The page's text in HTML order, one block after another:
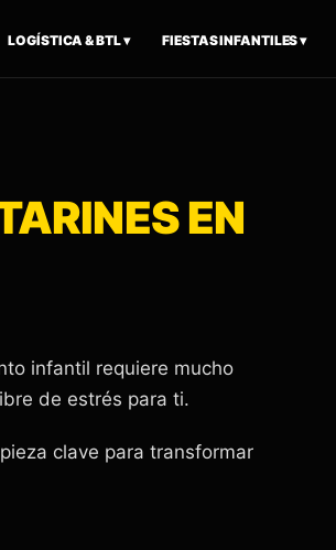
LOGÍSTICA & BTL ▾ FIESTAS INFANTILES ▾
EN
infantil requiere mucho
de estrés para ti.
clave para transformar